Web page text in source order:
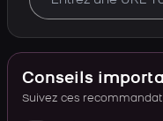
Conseils
Suivez ces